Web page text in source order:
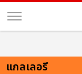
แกลเลอรี